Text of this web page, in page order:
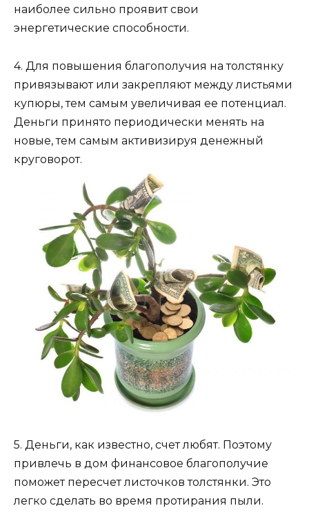
наиболее сильно проявит свои
энергетические способности.
4. Для повышения благополучия на толстянку
привязывают или закрепляют между листьями
купюры, тем самым увеличивая ее потенциал.
Деньги принято периодически менять на
новые, тем самым активизируя денежный
круговорот.
5. Деньги, как известно, счет любят. Поэтому
привлечь в дом финансовое благополучие
поможет пересчет листочков толстянки. Это
легко сделать во время протирания пыли.